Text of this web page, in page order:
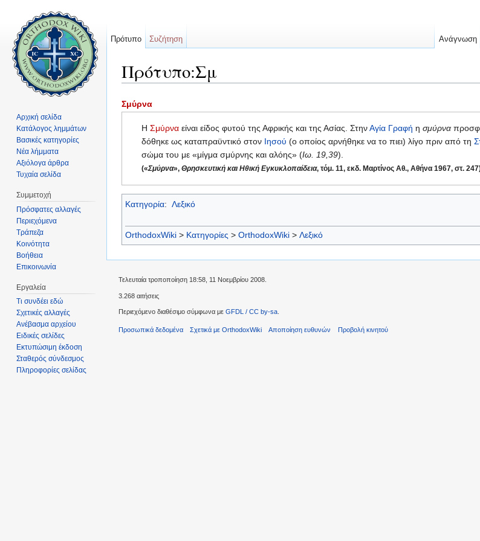
Πρότυπο:Σμ
Σμύρνα
ΗΣμύρνα είναι είδος φυτού της Αφρικής και της Ασίας. ΣτηνΑγία Γραφή ησμύρνα
δόθηκε ως καταπραϋντικό στον Ιησού (ο οποίος αρνήθηκε να το πιει) λίγο πριν από τη
σώμα του με «μίγμα σμύρνης και αλόης» (Ιω. 19,39).
(«Σμύρνα»,Θρησκευτική και Ηθική Εγκυκλοπαίδεια, τόμ. 11, εκδ. Μαρτίνος Αθ., Αθήνα 1967, στ.
Κατηγορία: Λεξικό
OrthodoxWiki > Κατηγορίες > OrthodoxWiki > Λεξικό
Πρότυπο Συζήτηση Ανάγνωση
Αρχική σελίδα
Κατάλογος λημμάτων
Βασικές κατηγορίες
Νέα λήμματα
Αξιόλογα άρθρα
Τυχαία σελίδα
Συμμετοχή
Πρόσφατες αλλαγές
Περιεχόμενα
Τράπεζα
Κοινότητα
Βοήθεια
Επικοινωνία
Εργαλεία
Τι συνδέει εδώ
Σχετικές αλλαγές
Ανέβασμα αρχείου
Ειδικές σελίδες
Εκτυπώσιμη έκδοση
Σταθερός σύνδεσμος
Πληροφορίες σελίδας
Τελευταία τροποποίηση 18:58, 11 Νοεμβρίου 2008.
3.268 αιτήσεις
Περιεχόμενο διαθέσιμο σύμφωνα με GFDL / CC by-sa
Προσωπικά δεδομένα Σχετικά με OrthodoxWiki Αποποίηση ευθυνών Προβολή κινητού